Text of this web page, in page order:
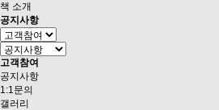
책 소개
공지사항
고객참여
공지사항
1:1문의
갤러리